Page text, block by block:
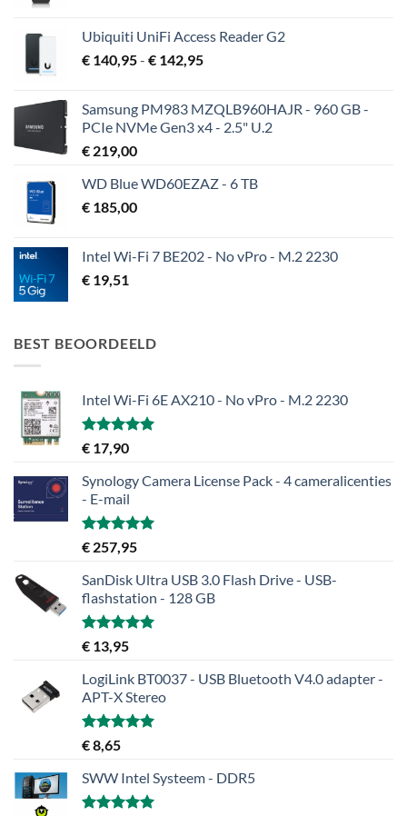
Ubiquiti UniFi Access Reader G2
€ 140,95- € 142,95Prijsklasse:
€ 142,95
Samsung PM983 MZQLB960HAJR - 960 GB -
PCIe NVMe Gen3 x4 - 2.5" U.2
€ 219,00
WD Blue WD60EZAZ - 6 TB
€ 185,00
Intel Wi-Fi 7 BE202 - No vPro - M.2 2230
€ 19,51
BEST BEOORDEELD
Intel Wi-Fi 6E AX210 - No vPro - M.2 2230
Gewaardeerd
uit 5
€ 17,90
Synology Camera License Pack - 4 cameralicenties
- E-mail
Gewaardeerd
uit 5
€ 257,95
SanDisk Ultra USB 3.0 Flash Drive - USB-
flashstation - 128 GB
Gewaardeerd
uit 5
€ 13,95
LogiLink BT0037 - USB Bluetooth V4.0 adapter -
APT-X Stereo
Gewaardeerd
5.00
€8,65
SWW Intel Systeem - DDR5